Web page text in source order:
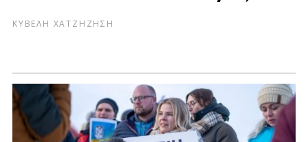
ΚΥΒΕΛΗ ΧΑΤΖΗΖΗΣΗ